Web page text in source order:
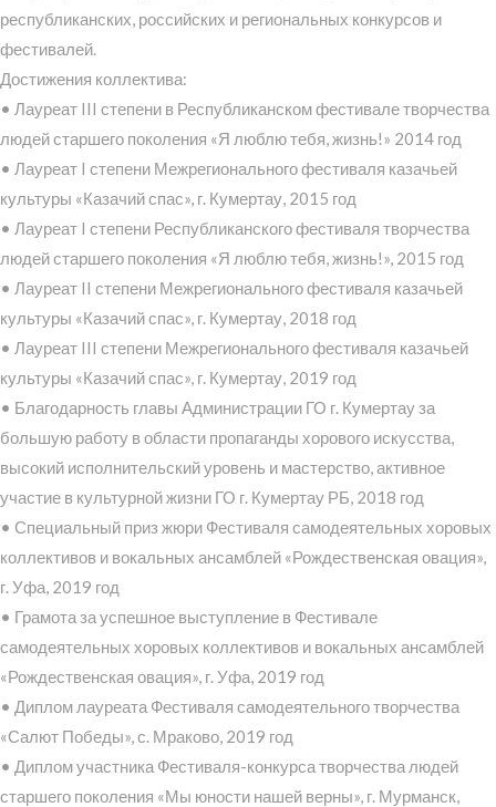
республиканских, российских и региональных конкурсов и
фестивалей.
Достижения коллектива:
• Лауреат III степени в Республиканском фестивале творчества
людей старшего поколения «Я люблю тебя, жизнь!» 2014 год
• Лауреат I степени Межрегионального фестиваля казачьей
культуры «Казачий спас», г. Кумертау, 2015 год
• Лауреат I степени Республиканского фестиваля творчества
людей старшего поколения «Я люблю тебя, жизнь!», 2015 год
• Лауреат II степени Межрегионального фестиваля казачьей
культуры «Казачий спас», г. Кумертау, 2018 год
• Лауреат III степени Межрегионального фестиваля казачьей
культуры «Казачий спас», г. Кумертау, 2019 год
• Благодарность главы Администрации ГО г. Кумертау за
большую работу в области пропаганды хорового искусства,
высокий исполнительский уровень и мастерство, активное
участие в культурной жизни ГО г. Кумертау РБ, 2018 год
• Специальный приз жюри Фестиваля самодеятельных хоровых
коллективов и вокальных ансамблей «Рождественская овация»,
г. Уфа, 2019 год
• Грамота за успешное выступление в Фестивале
самодеятельных хоровых коллективов и вокальных ансамблей
«Рождественская овация», г. Уфа, 2019 год
• Диплом лауреата Фестиваля самодеятельного творчества
«Салют Победы», с. Мраково, 2019 год
• Диплом участника Фестиваля-конкурса творчества людей
старшего поколения «Мы юности нашей верны», г. Мурманск,